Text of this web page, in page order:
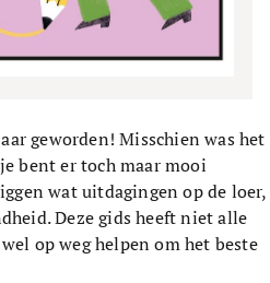
geworden! Misschien was het
bent er toch maar mooi
wat uitdagingen op de loer,
Deze gids heeft niet alle
op weg helpen om het beste